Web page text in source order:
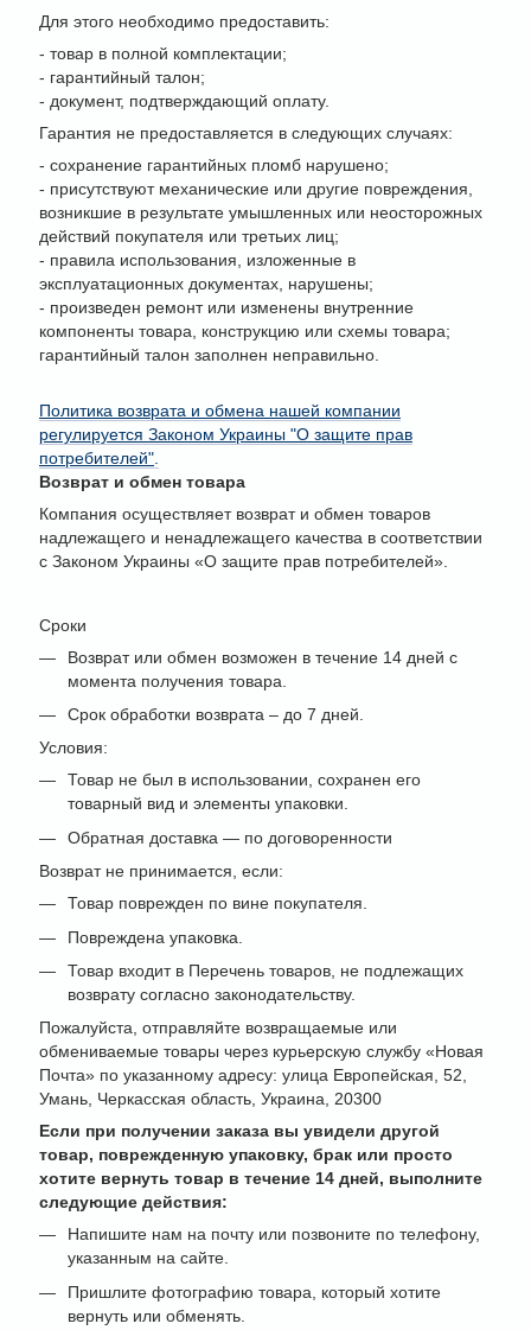
Для этого необходимо предоставить:
- товар в полной комплектации;
- гарантийный талон;
- документ, подтверждающий оплату.
Гарантия не предоставляется в следующих случаях:
- сохранение гарантийных пломб нарушено;
- присутствуют механические или другие повреждения,
возникшие в результате умышленных или неосторожных
действий покупателя или третьих лиц;
- правила использования, изложенные в
эксплуатационных документах, нарушены;
- произведен ремонт или изменены внутренние
компоненты товара, конструкцию или схемы товара;
гарантийный талон заполнен неправильно.
Политика возврата и обмена нашей компании
регулируется Законом Украины "О защите прав
потребителей"
Возврат и обмен товара
Компания осуществляет возврат и обмен товаров
надлежащего и ненадлежащего качества в соответствии
с Законом Украины «О защите прав потребителей».
Сроки
Возврат или обмен возможен в течение 14 дней с
момента получения товара.
Срок обработки возврата – до 7 дней.
Условия:
Товар не был в использовании, сохранен его
товарный вид и элементы упаковки.
Обратная доставка — по договоренности
Возврат не принимается, если:
Товар поврежден по вине покупателя.
Повреждена упаковка.
Товар входит в Перечень товаров, не подлежащих
возврату согласно законодательству.
Пожалуйста, отправляйте возвращаемые или
обмениваемые товары через курьерскую службу «Новая
Почта» по указанному адресу: улица Европейская, 52,
Умань, Черкасская область, Украина, 20300
Если при получении заказа вы увидели другой
товар, поврежденную упаковку, брак или просто
хотите вернуть товар в течение 14 дней, выполните
следующие действия:
Напишите нам на почту или позвоните по телефону,
указанным на сайте.
Пришлите фотографию товара, который хотите
вернуть или обменять.